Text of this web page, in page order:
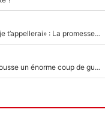
Mercato - OM - «Dès que je prends un club, je t’appellerai» : La promesse de Marcelino au moment de claquer la porte
Victime de racisme contre Murray, Kyrgios pousse un énorme coup de gueule !